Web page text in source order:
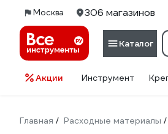
Москва 306 магазинов
Каталог
Акции Инструмент
Главная / Расходные материалы /